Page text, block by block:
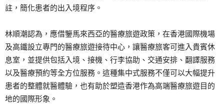
註，簡化患者的出入境程序。
林順潮認為，應借鑒馬來西亞的醫療旅遊政策，在香港國際機場
及高鐵設立專門的醫療旅遊接待中心，讓醫療旅客可進入貴賓休
息室，並提供包括入境、接機、行李協助、交通安排、翻譯服務
以及醫療預約等全方位服務。這種集中式服務不僅可以大幅提升
患者的整體就醫體驗，也有助於塑造香港作為高端醫療旅遊目的
地的國際形象。